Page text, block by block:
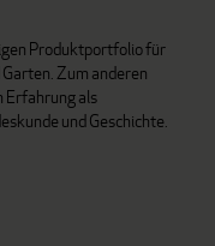
Produktportfolio für
Zum anderen
Erfahrung als
und Geschichte.